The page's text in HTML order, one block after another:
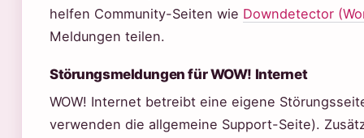
helfen Community-Seiten wie Downdetector
Meldungen teilen.
Störungsmeldungen für WOW! Internet
WOW! Internet betreibt eine eigene
verwenden die allgemeine Support-Seite).